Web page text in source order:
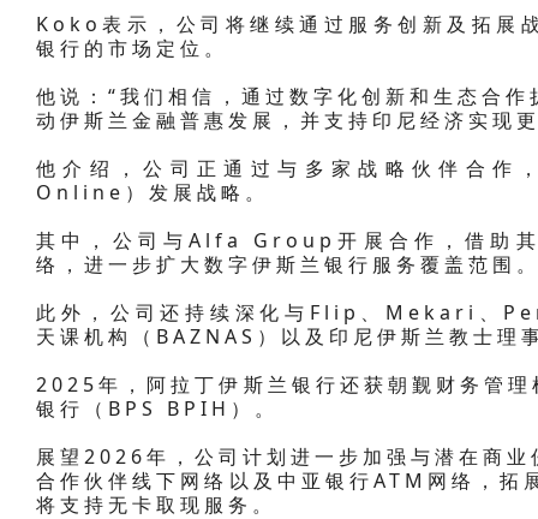
Koko表示，公司将继续通过服务创新及拓展
银行的市场定位。
他说：“我们相信，通过数字化创新和生态合
动伊斯兰金融普惠发展，并支持印尼经济实现
他介绍，公司正通过与多家战略伙伴合
Online）发展战略。
其中，公司与Alfa Group开展合作，借助
络，进一步扩大数字伊斯兰银行服务覆盖范围
此外，公司还持续深化与Flip、Mekari、
天课机构（BAZNAS）以及印尼伊斯兰教士理
2025年，阿拉丁伊斯兰银行还获朝觐财务管
银行（BPS BPIH）。
展望2026年，公司计划进一步加强与潜在商
合作伙伴线下网络以及中亚银行ATM网络，
将支持无卡取现服务。